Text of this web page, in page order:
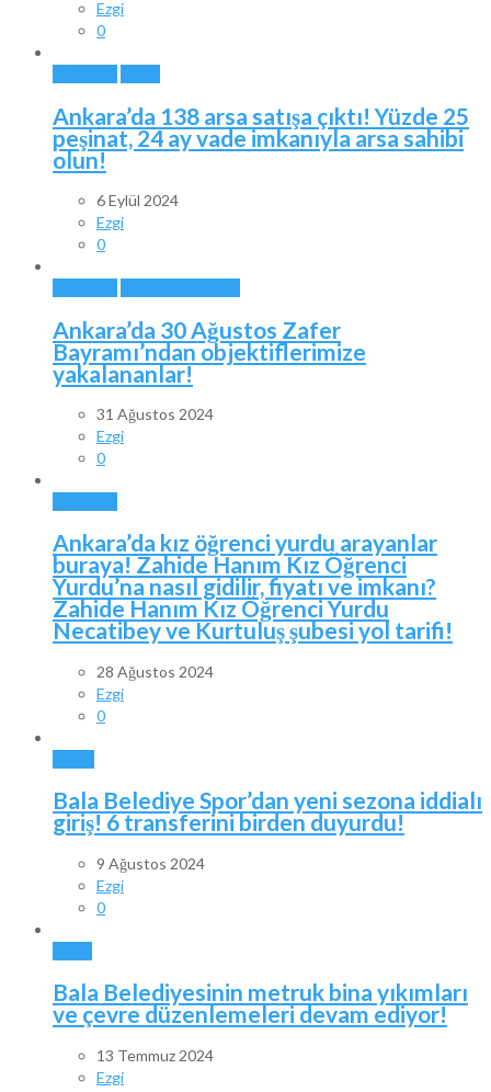
Ezgi
0
Ankara’da 138 arsa satışa çıktı! Yüzde 25
peşinat, 24 ay vade imkanıyla arsa sahibi
olun!
6 Eylül 2024
Ezgi
0
Ankara’da 30 Ağustos Zafer
Bayramı’ndan objektiflerimize
yakalananlar!
31 Ağustos 2024
Ezgi
0
Ankara’da kız öğrenci yurdu arayanlar
buraya! Zahide Hanım Kız Öğrenci
Yurdu’na nasıl gidilir, fiyatı ve imkanı?
Zahide Hanım Kız Öğrenci Yurdu
Necatibey ve Kurtuluş şubesi yol tarifi!
28 Ağustos 2024
Ezgi
0
Bala Belediye Spor’dan yeni sezona iddialı
giriş! 6 transferini birden duyurdu!
9 Ağustos 2024
Ezgi
0
Bala Belediyesinin metruk bina yıkımları
ve çevre düzenlemeleri devam ediyor!
13 Temmuz 2024
Ezgi